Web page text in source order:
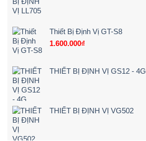
Thiết Bị Định Vị GT-S8
1.600.000₫
THIẾT BỊ ĐỊNH VỊ GS12 - 4G
THIẾT BỊ ĐỊNH VỊ VG502